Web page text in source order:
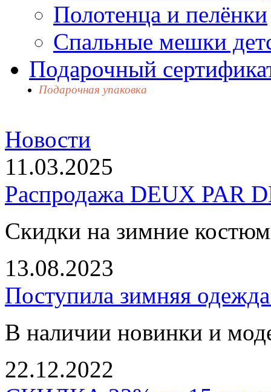
Полотенца и пелёнки
Спальные мешки
Подарочный
Подарочная упаковка
Новости
11.03.2025
Распродажа DEUX PAR
Скидки на зимние
13.08.2023
Поступила зимняя
В наличии новинки и
22.12.2022